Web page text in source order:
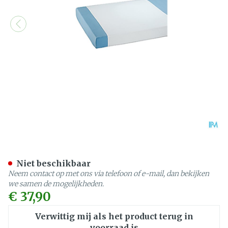
€ 37,90
Verwittig mij als het product terug in
Niet beschikbaar
Neem contact op met ons via telefoon of e-mail, dan bekijken
we samen de mogelijkheden.